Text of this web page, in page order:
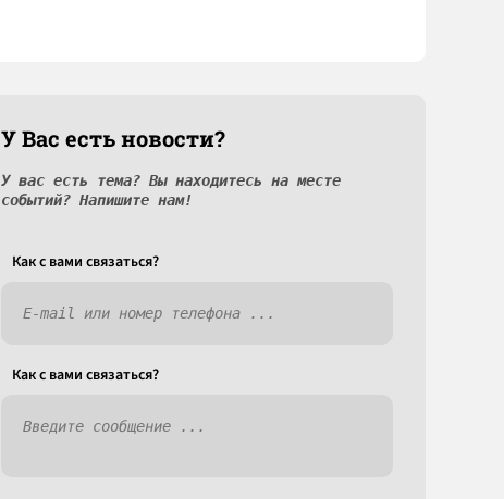
У Вас есть новости?
У вас есть тема? Вы находитесь на месте
событий? Напишите нам!
Как c вами связаться?
Как c вами связаться?